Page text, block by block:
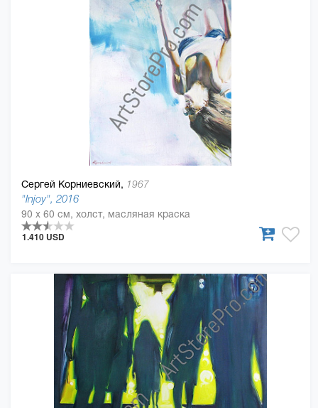
Сергей Корниевский, 1967
"Injoy", 2016
90 x 60 см, холст, масляная краска
1.410 USD